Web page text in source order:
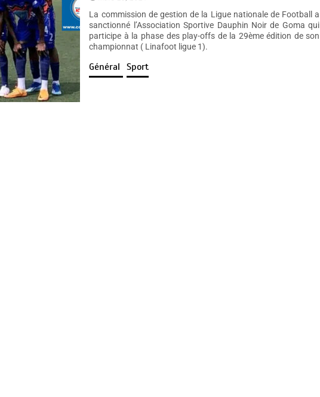
La commission de gestion de la Ligue nationale de Football a
sanctionné l’Association Sportive Dauphin Noir de Goma qui
participe à la phase des play-offs de la 29ème édition de son
championnat ( Linafoot ligue 1).
Général Sport